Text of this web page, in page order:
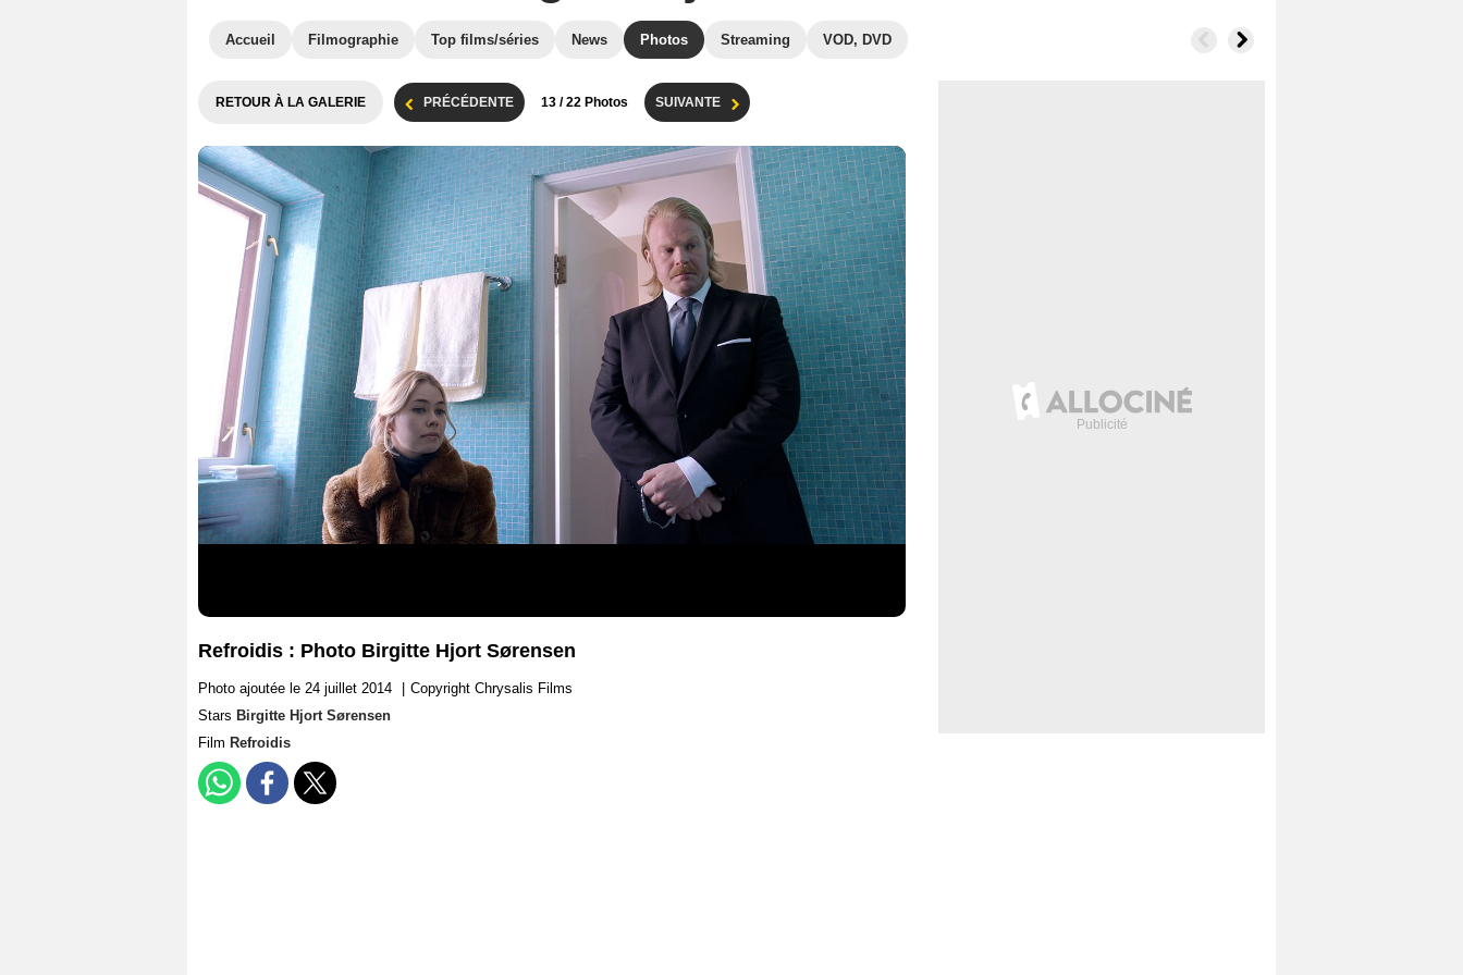
Accueil Filmographie Top films/séries News Photos Streaming VOD, DVD
RETOUR À LA GALERIE PRÉCÉDENTE 13 / 22 Photos SUIVANTE
Refroidis : Photo Birgitte Hjort Sørensen
Photo ajoutée le 24 juillet 2014
Copyright Chrysalis Films
Stars Birgitte Hjort Sørensen
Film Refroidis